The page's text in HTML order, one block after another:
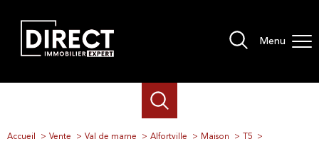
Menu
Accueil Vente Val de marne Alfortville Maison
T5